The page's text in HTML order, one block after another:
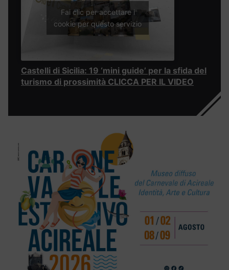
Fai clic per accettare i
cookie per questo servizio
Castelli di Sicilia: 19 ‘mini guide’ per la sfida del
turismo di prossimità CLICCA PER IL VIDEO